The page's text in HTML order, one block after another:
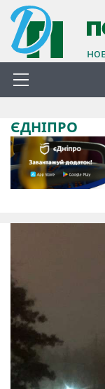
ЄДНІПРО